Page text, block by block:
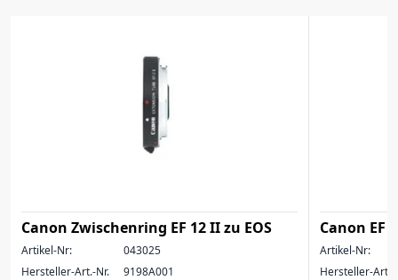
Canon Zwischenring EF 12 II zu EOS
Artikel-Nr:
043025
Hersteller-Art.-Nr.
9198A001
Canon EF
Artikel-Nr:
Hersteller-Art.-